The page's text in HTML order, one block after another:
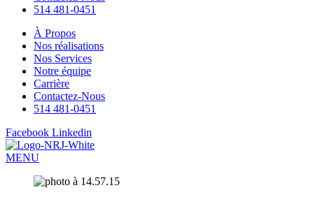
514 481-0451
À Propos
Nos réalisations
Nos Services
Notre équipe
Carrière
Contactez-Nous
514 481-0451
Facebook Linkedin
MENU